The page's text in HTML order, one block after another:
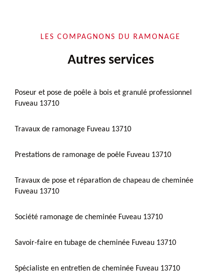
LES COMPAGNONS DU RAMONAGE
Autres services
Poseur et pose de poêle à bois et granulé professionnel
Fuveau 13710
Travaux de ramonage Fuveau 13710
Prestations de ramonage de poêle Fuveau 13710
Travaux de pose et réparation de chapeau de cheminée
Fuveau 13710
Société ramonage de cheminée Fuveau 13710
Savoir-faire en tubage de cheminée Fuveau 13710
Spécialiste en entretien de cheminée Fuveau 13710